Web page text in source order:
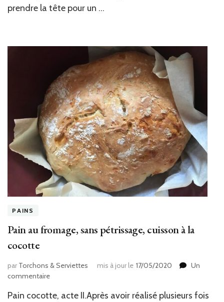
prendre la tête pour un …
PAINS
Pain au fromage, sans pétrissage, cuisson à la
cocotte
par Torchons & Serviettes mis à jour le 17/05/2020
Un
commentairesur
au
Pain cocotte, acte II.Après avoir réalisé plusieurs fois